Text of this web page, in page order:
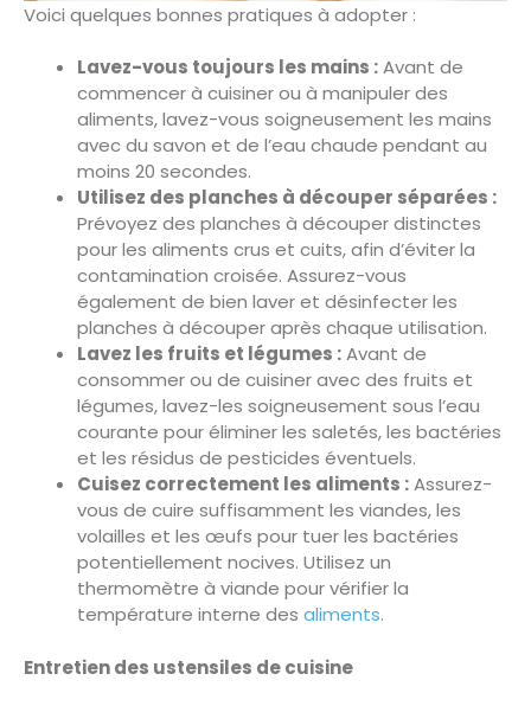
Voici quelques bonnes pratiques à adopter :
Lavez-vous toujours les mains :Avant de
commencer à cuisiner ou à manipuler des
aliments, lavez-vous soigneusement les mains
avec du savon et de l’eau chaude pendant au
moins 20 secondes.
Utilisez des planches à découper séparées :
Prévoyez des planches à découper distinctes
pour les aliments crus et cuits, afin d’éviter la
contamination croisée. Assurez-vous
également de bien laver et désinfecter les
planches à découper après chaque utilisation.
Lavez les fruits et légumes :Avant de
consommer ou de cuisiner avec des fruits et
légumes, lavez-les soigneusement sous l’eau
courante pour éliminer les saletés, les bactéries
et les résidus de pesticides éventuels.
Cuisez correctement les aliments :Assurez-
vous de cuire suffisamment les viandes, les
volailles et les œufs pour tuer les bactéries
potentiellement nocives. Utilisez un
thermomètre à viande pour vérifier la
température interne des aliments.
Entretien des ustensiles de cuisine